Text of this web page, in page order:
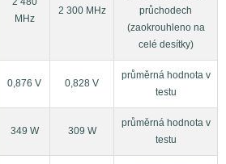
MHz
2 300 MHz
průchodech
(zaokrouhleno na
celé desítky)
0,876 V 0,828 V
průměrná hodnota v
testu
349 W 309 W
průměrná hodnota v
testu